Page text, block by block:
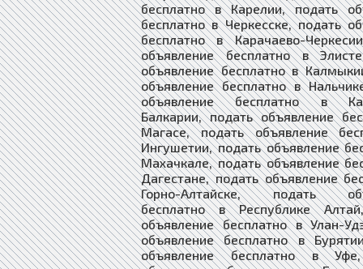
бесплатно в Карелии, подать
бесплатно в Черкесске, подать
бесплатно в Карачаево-
объявление бесплатно в
объявление бесплатно в
объявление бесплатно в
объявление бесплатно в
Балкарии, подать объявление
Магасе, подать объявление
Ингушетии, подать объявление
Махачкале, подать объявление
Дагестане, подать объявление
Горно-Алтайске, подать
бесплатно в Республике
объявление бесплатно в Улан-
объявление бесплатно в
объявление бесплатно в